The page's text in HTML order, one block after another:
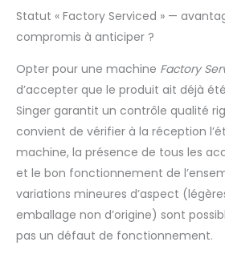
Statut « Factory Serviced » —
compromis à anticiper ?
Opter pour une machine Factory
d’accepter que le produit ait déjà
Singer garantit un contrôle qualité
convient de vérifier à la réception
machine, la présence de tous les
et le bon fonctionnement de
variations mineures d’aspect
emballage non d’origine) sont
pas un défaut de fonctionnement.